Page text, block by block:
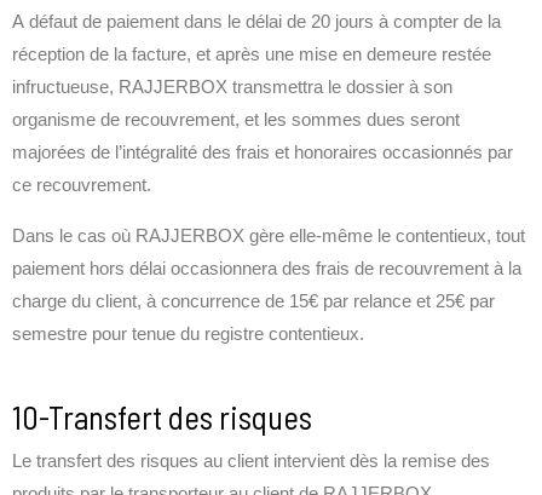
A défaut de paiement dans le délai de 20 jours à compter de la
réception de la facture, et après une mise en demeure restée
infructueuse, RAJJERBOX transmettra le dossier à son
organisme de recouvrement, et les sommes dues seront
majorées de l’intégralité des frais et honoraires occasionnés par
ce recouvrement.
Dans le cas où RAJJERBOX gère elle-même le contentieux, tout
paiement hors délai occasionnera des frais de recouvrement à la
charge du client, à concurrence de 15€ par relance et 25€ par
semestre pour tenue du registre contentieux.
10-Transfert des risques
Le transfert des risques au client intervient dès la remise des